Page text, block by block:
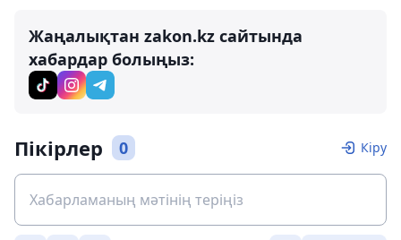
Жаңалықтан zakon.kz сайтында
хабардар болыңыз:
Пікірлер 0 Кіру